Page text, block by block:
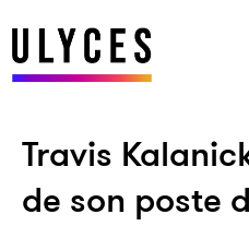
Travis
de son poste